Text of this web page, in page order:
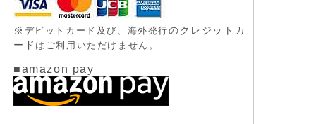
※ デビットカード及び、 海外発行のクレジットカ
ード はご利用いただけません。
■amazon pay